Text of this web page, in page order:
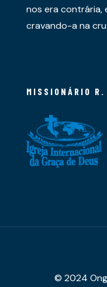
nos era contrária,
cravando-a na
MISSIONÁRIO
© 2024